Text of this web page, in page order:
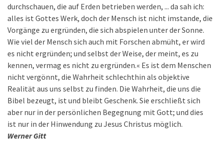
durchschauen, die auf Erden betrieben werden, ... da sah ich:
alles ist Gottes Werk, doch der Mensch ist nicht imstande, die
Vorgänge zu ergründen, die sich abspielen unter der Sonne.
Wie viel der Mensch sich auch mit Forschen abmüht, er wird
es nicht ergründen; und selbst der Weise, der meint, es zu
kennen, vermag es nicht zu ergründen.« Es ist dem Menschen
nicht vergönnt, die Wahrheit schlechthin als objektive
Realität aus uns selbst zu finden. Die Wahrheit, die uns die
Bibel bezeugt, ist und bleibt Geschenk. Sie erschließt sich
aber nur in der persönlichen Begegnung mit Gott; und dies
ist nur in der Hinwendung zu Jesus Christus möglich.
Werner Gitt